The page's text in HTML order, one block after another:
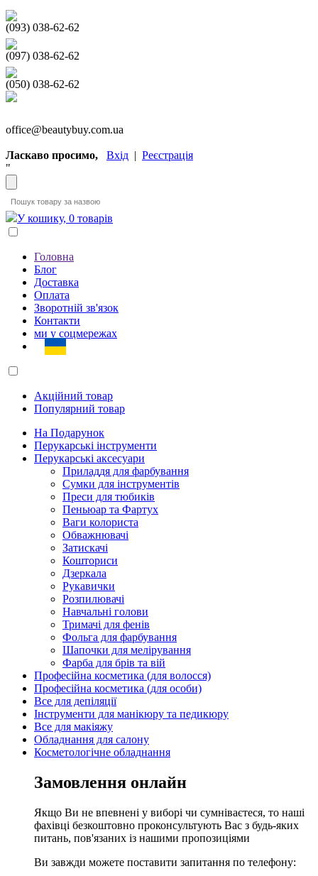
(093) 038-62-62
(097) 038-62-62
(050) 038-62-62
office@beautybuy.com.ua
Ласкаво просимо, Вхід | Реєстрація
"
У кошику, 0 товарів
Головна
Блог
Доставка
Оплата
Зворотній зв'язок
Контакти
ми у соцмережах
Акційний товар
Популярний товар
На Подарунок
Перукарські інструменти
Перукарські аксесуари
Приладдя для фарбування
Сумки для інструментів
Преси для тюбиків
Пеньюар та Фартух
Ваги колориста
Обважнювачі
Затискачі
Кошториси
Дзеркала
Рукавички
Розпилювачі
Навчальні голови
Тримачі для фенів
Фольга для фарбування
Шапочки для мелірування
Фарба для брів та вій
Професійна косметика (для волосся)
Професійна косметика (для особи)
Все для депіляції
Інструменти для манікюру та педикюру
Все для макіяжу
Обладнання для салону
Косметологічне обладнання
Замовлення онлайн
Якщо Ви не впевнені у виборі чи сумніваєтеся, то наші
фахівці безкоштовно проконсультують Вас з будь-яких
питань, пов'язаних із нашими пропозиціями
Ви завжди можете поставити запитання по телефону: